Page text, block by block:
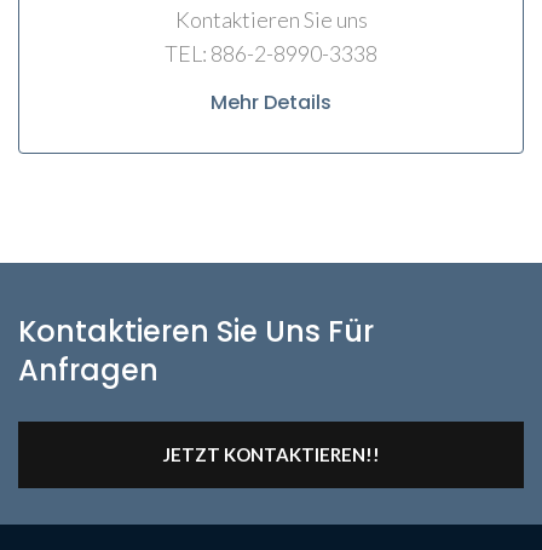
Kontaktieren Sie uns
TEL: 886-2-8990-3338
Mehr Details
Kontaktieren Sie Uns Für
Anfragen
JETZT KONTAKTIEREN!!